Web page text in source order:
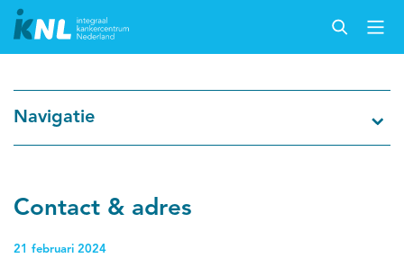
Cijfers over kanker
Thema's
Navigatie
Contact & adres
21 februari 2024